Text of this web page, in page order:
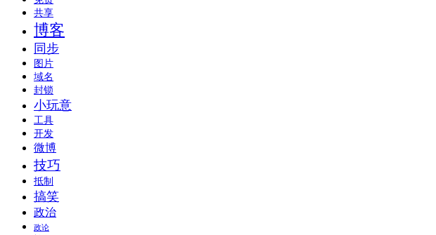
共享
博客
同步
图片
域名
封锁
小玩意
工具
开发
微博
技巧
抵制
搞笑
政治
政论